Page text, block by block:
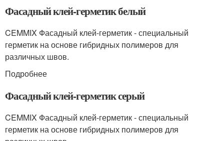
Фасадный клей-герметик белый
CEMMIX Фасадный клей-герметик - специальный
герметик на основе гибридных полимеров для
различных швов.
Подробнее
Фасадный клей-герметик серый
CEMMIX Фасадный клей-герметик - специальный
герметик на основе гибридных полимеров для